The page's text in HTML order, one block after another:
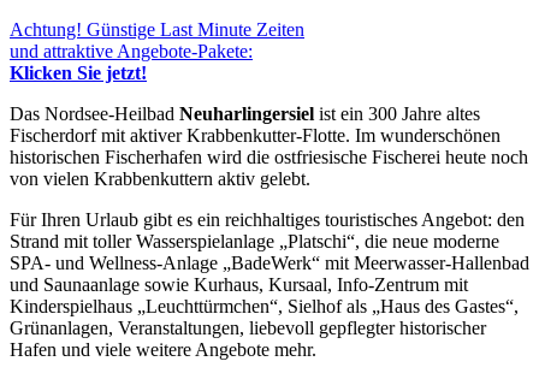
Achtung! Günstige Last Minute Zeiten
und attraktive Angebote-Pakete:
Klicken Sie jetzt!
Das Nordsee-Heilbad Neuharlingersiel ist ein 300 Jahre altes
Fischerdorf mit aktiver Krabbenkutter-Flotte. Im wunderschönen
historischen Fischerhafen wird die ostfriesische Fischerei heute noch
von vielen Krabbenkuttern aktiv gelebt.
Für Ihren Urlaub gibt es ein reichhaltiges touristisches Angebot: den
Strand mit toller Wasserspielanlage „Platschi“, die neue moderne
SPA- und Wellness-Anlage „BadeWerk“ mit Meerwasser-Hallenbad
und Saunaanlage sowie Kurhaus, Kursaal, Info-Zentrum mit
Kinderspielhaus „Leuchttürmchen“, Sielhof als „Haus des Gastes“,
Grünanlagen, Veranstaltungen, liebevoll gepflegter historischer
Hafen und viele weitere Angebote mehr.